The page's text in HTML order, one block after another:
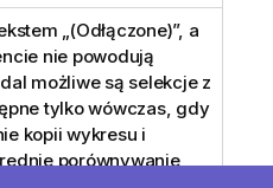
„(Odłączone)”, a
nie powodują
możliwe są selekcje z
tylko wówczas, gdy
kopii wykresu i
porównywanie